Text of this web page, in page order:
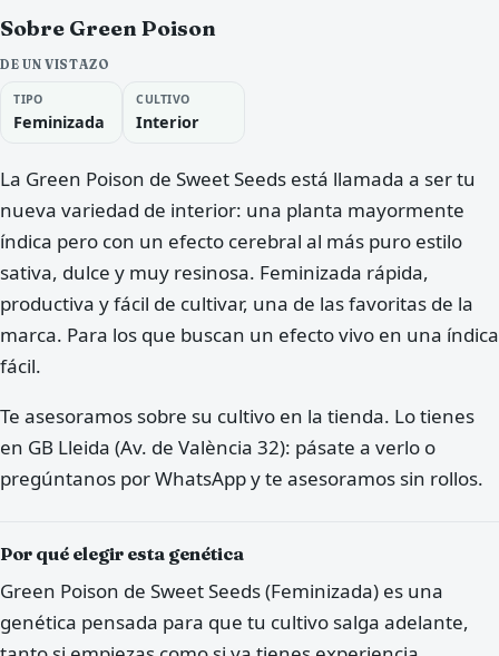
Sobre Green Poison
DE UN VISTAZO
TIPO
Feminizada
CULTIVO
Interior
La Green Poison de Sweet Seeds está llamada a ser tu
nueva variedad de interior: una planta mayormente
índica pero con un efecto cerebral al más puro estilo
sativa, dulce y muy resinosa. Feminizada rápida,
productiva y fácil de cultivar, una de las favoritas de la
marca. Para los que buscan un efecto vivo en una índica
fácil.
Te asesoramos sobre su cultivo en la tienda. Lo tienes
en GB Lleida (Av. de València 32): pásate a verlo o
pregúntanos por WhatsApp y te asesoramos sin rollos.
Por qué elegir esta genética
Green Poison de Sweet Seeds (Feminizada) es una
genética pensada para que tu cultivo salga adelante,